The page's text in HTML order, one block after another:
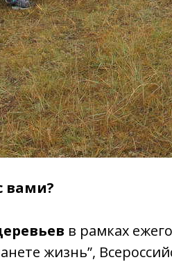
вами?
в рамках
жизнь”,